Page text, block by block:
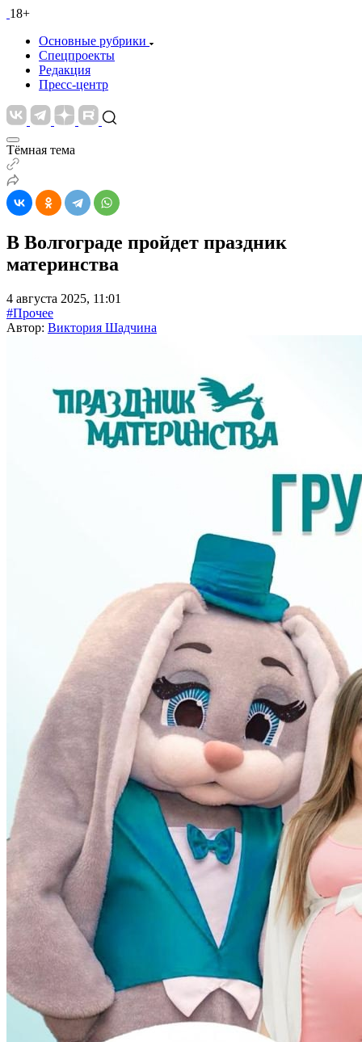
18+
Основные рубрики
Спецпроекты
Редакция
Пресс-центр
Тёмная тема
В Волгограде пройдет праздник
материнства
4 августа 2025, 11:01
#Прочее
Автор: Виктория Шадчина